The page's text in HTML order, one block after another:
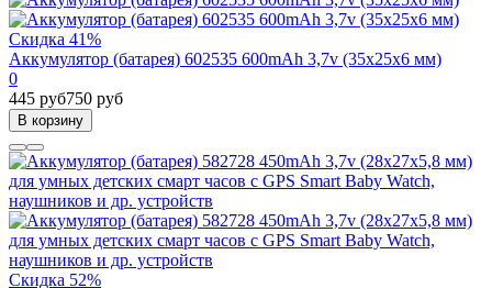
Скидка 41%
Аккумулятор (батарея) 602535 600mAh 3,7v (35х25х6 мм)
0
445 руб750 руб
В корзину
Скидка 52%